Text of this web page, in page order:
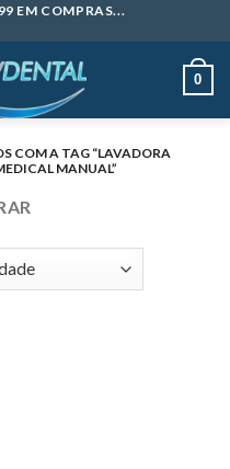
EM COMPRAS...
0
COM A TAG “LAVADORA
MANUAL”